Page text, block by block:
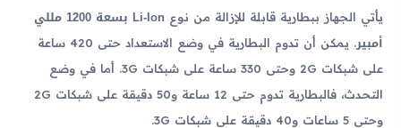
يأتي الجهاز ببطارية قابلة للإزالة من نوع
Li-Ion بسعة 1200 مللي
أمبير
. يمكن أن تدوم البطارية في وضع الاستعداد حتى 420 ساعة
على شبكات 2G وحتى 330 ساعة على شبكات 3G. أما في وضع
التحدث، فالبطارية تدوم حتى 12 ساعة و50 دقيقة على شبكات 2G
وحتى 5 ساعات و40 دقيقة على شبكات 3G.